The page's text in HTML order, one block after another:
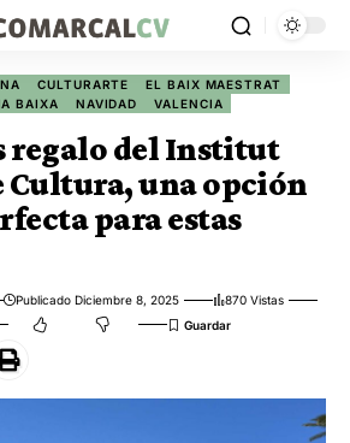
CULTURARTE
EL BAIX MAESTRAT
BAIXA NAVIDAD VALENCIA
regalo del Institut
Cultura, una opción
para estas
Publicado Diciembre 8, 2025
870 Vistas